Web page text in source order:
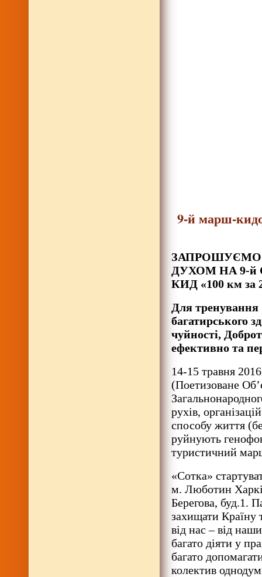
9-й марш-
ЗАПРОШУЄМО
ДУХОМ НА 9-
КИД «100 км за
Для
багатирського
чуйності,
ефективно та
14-15 травня
(Поетизоване
рухів,
способу життя
руйнують
туристичний
«Сотка»
м. Люботин
Берегова, буд.1.
захищати Країну
від нас – від
багато діяти у
багато
колектив